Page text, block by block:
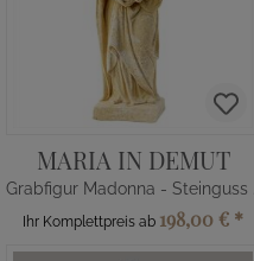
MARIA IN DEMUT
Ihr Komplettpreis ab 198,00 € *